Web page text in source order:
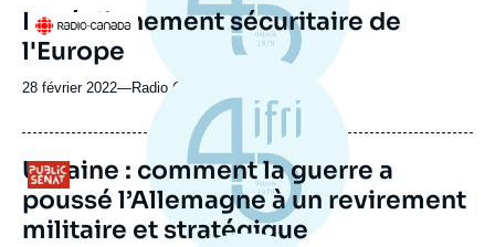
ou
émission
Logo
Le réalignement sécuritaire de
l'Europe
28 février 2022—Nom
journal,
ou
émission
Radio Canada
Logo
Ukraine : comment la guerre a
poussé l’Allemagne à un revirement
militaire et stratégique